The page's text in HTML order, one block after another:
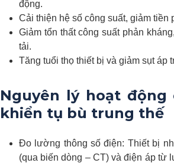
động.
Cải thiện hệ số công suất, giảm tiền
Giảm tổn thất công suất phản
tải.
Tăng tuổi thọ thiết bị và giảm sụt áp
Nguyên lý hoạt động
khiển tụ bù trung thế
Đo lường thông số điện: Thiết bị
(qua biến dòng – CT) và điện áp từ